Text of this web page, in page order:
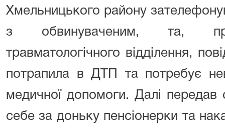
Хмельницького району
з обвинуваченим, та,
травматологічного відділення,
потрапила в ДТП та потребує
медичної допомоги. Далі передав
себе за доньку пенсіонерки та